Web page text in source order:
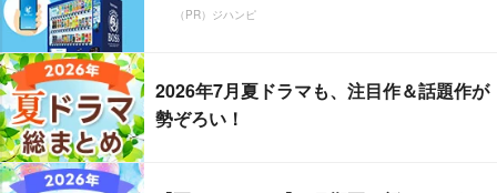
（PR）ジハンピ
2026年7月夏ドラマも、注目作＆話題作が
勢ぞろい！